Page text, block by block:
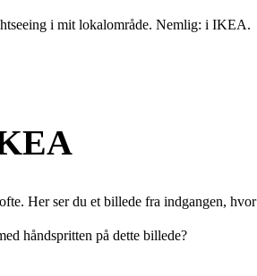
i mit lokalområde. Nemlig: i IKEA.
Her ser du et billede fra indgangen,
håndspritten på dette billede?